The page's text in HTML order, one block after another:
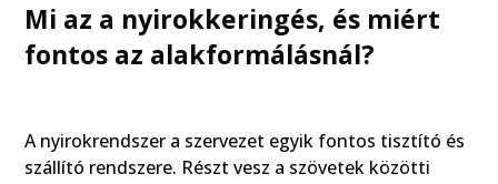
Mi az a nyirokkeringés, és miért
fontos az alakformálásnál?
A nyirokrendszer a szervezet egyik fontos tisztító és
szállító rendszere. Részt vesz a szövetek közötti